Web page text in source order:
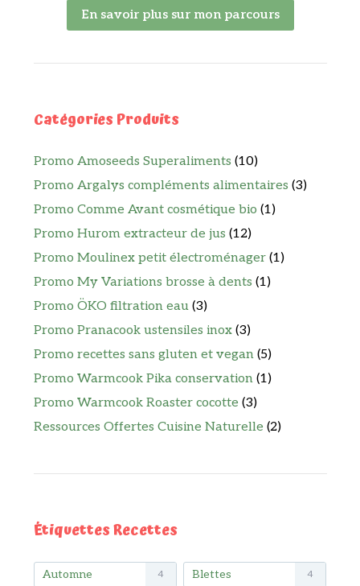
En savoir plus sur mon parcours
Catégories Produits
Promo Amoseeds Superaliments (10)
Promo Argalys compléments alimentaires (3)
Promo Comme Avant cosmétique bio (1)
Promo Hurom extracteur de jus (12)
Promo Moulinex petit électroménager (1)
Promo My Variations brosse à dents (1)
Promo ÖKO filtration eau (3)
Promo Pranacook ustensiles inox (3)
Promo recettes sans gluten et vegan (5)
Promo Warmcook Pika conservation (1)
Promo Warmcook Roaster cocotte (3)
Ressources Offertes Cuisine Naturelle (2)
Étiquettes Recettes
Automne 4 Blettes 4